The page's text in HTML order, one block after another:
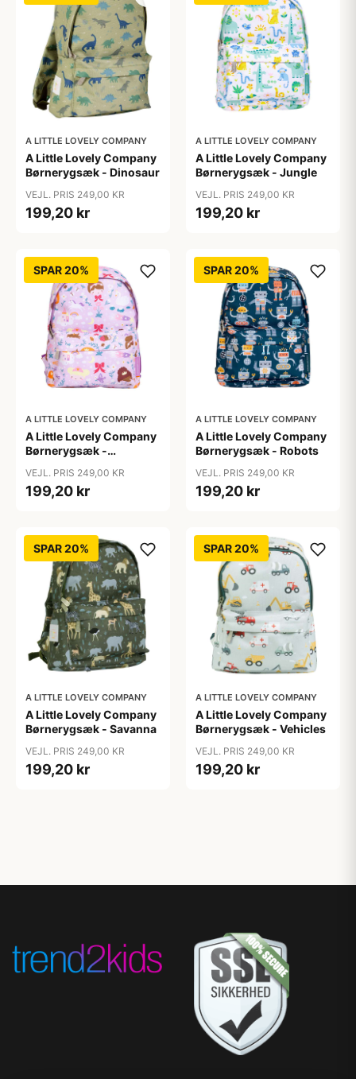
A LITTLE LOVELY COMPANY
A Little Lovely Company
Børnerygsæk - Dinosaur
VEJL. PRIS 249,00 KR
199,20 kr
A LITTLE LOVELY COMPANY
A Little Lovely Company
Børnerygsæk - Jungle
VEJL. PRIS 249,00 KR
199,20 kr
SPAR 20%
A LITTLE LOVELY COMPANY
A Little Lovely Company
Børnerygsæk -
VEJL. PRIS 249,00 KR
199,20 kr
SPAR 20%
A LITTLE LOVELY COMPANY
A Little Lovely Company
Børnerygsæk - Robots
VEJL. PRIS 249,00 KR
199,20 kr
SPAR 20%
A LITTLE LOVELY COMPANY
A Little Lovely Company
Børnerygsæk - Savanna
VEJL. PRIS 249,00 KR
199,20 kr
SPAR 20%
A LITTLE LOVELY COMPANY
A Little Lovely Company
Børnerygsæk - Vehicles
VEJL. PRIS 249,00 KR
199,20 kr